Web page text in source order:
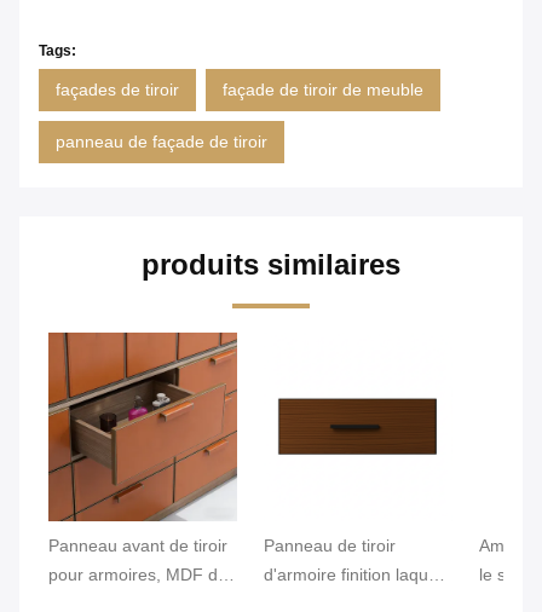
Tags:
façades de tiroir façade de tiroir de meuble
panneau de façade de tiroir
produits similaires
Panneau avant de tiroir
pour armoires, MDF de
Panneau de tiroir
d'armoire finition laque
le